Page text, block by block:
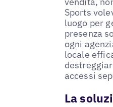
Sports
luogo per
presenza
ogni
locale
accessi
La